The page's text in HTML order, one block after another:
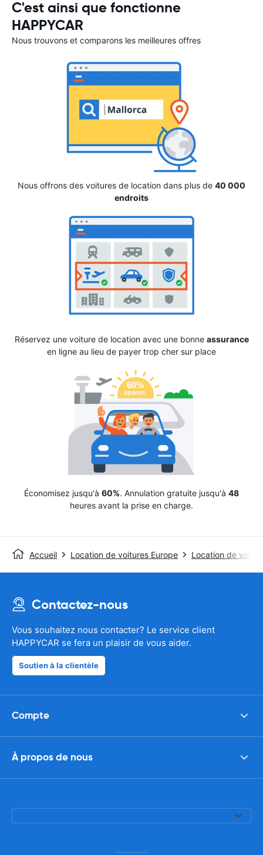
C'est ainsi que fonctionne
HAPPYCAR
Nous trouvons et comparons les meilleures offres
Nous offrons des voitures de location dans plus de 40 000
endroits
Réservez une voiture de location avec une bonne assurance
en ligne au lieu de payer trop cher sur place
Économisez jusqu'à 60%. Annulation gratuite jusqu'à 48
heures avant la prise en charge.
Accueil Location de voitures Europe Location de
Contactez-nous
Vous souhaitez nous contacter? Le service client
HAPPYCAR se fera un plaisir de vous aider.
Soutien à la clientèle
Compte
À propos de nous